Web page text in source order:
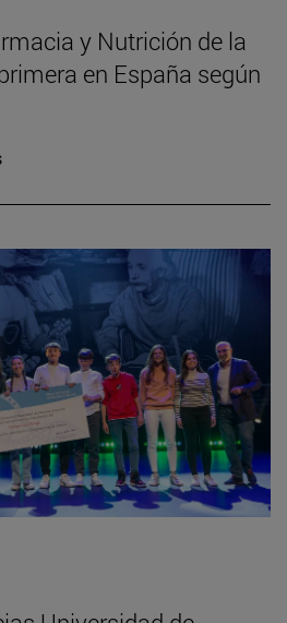
y Nutrición de la
en España según